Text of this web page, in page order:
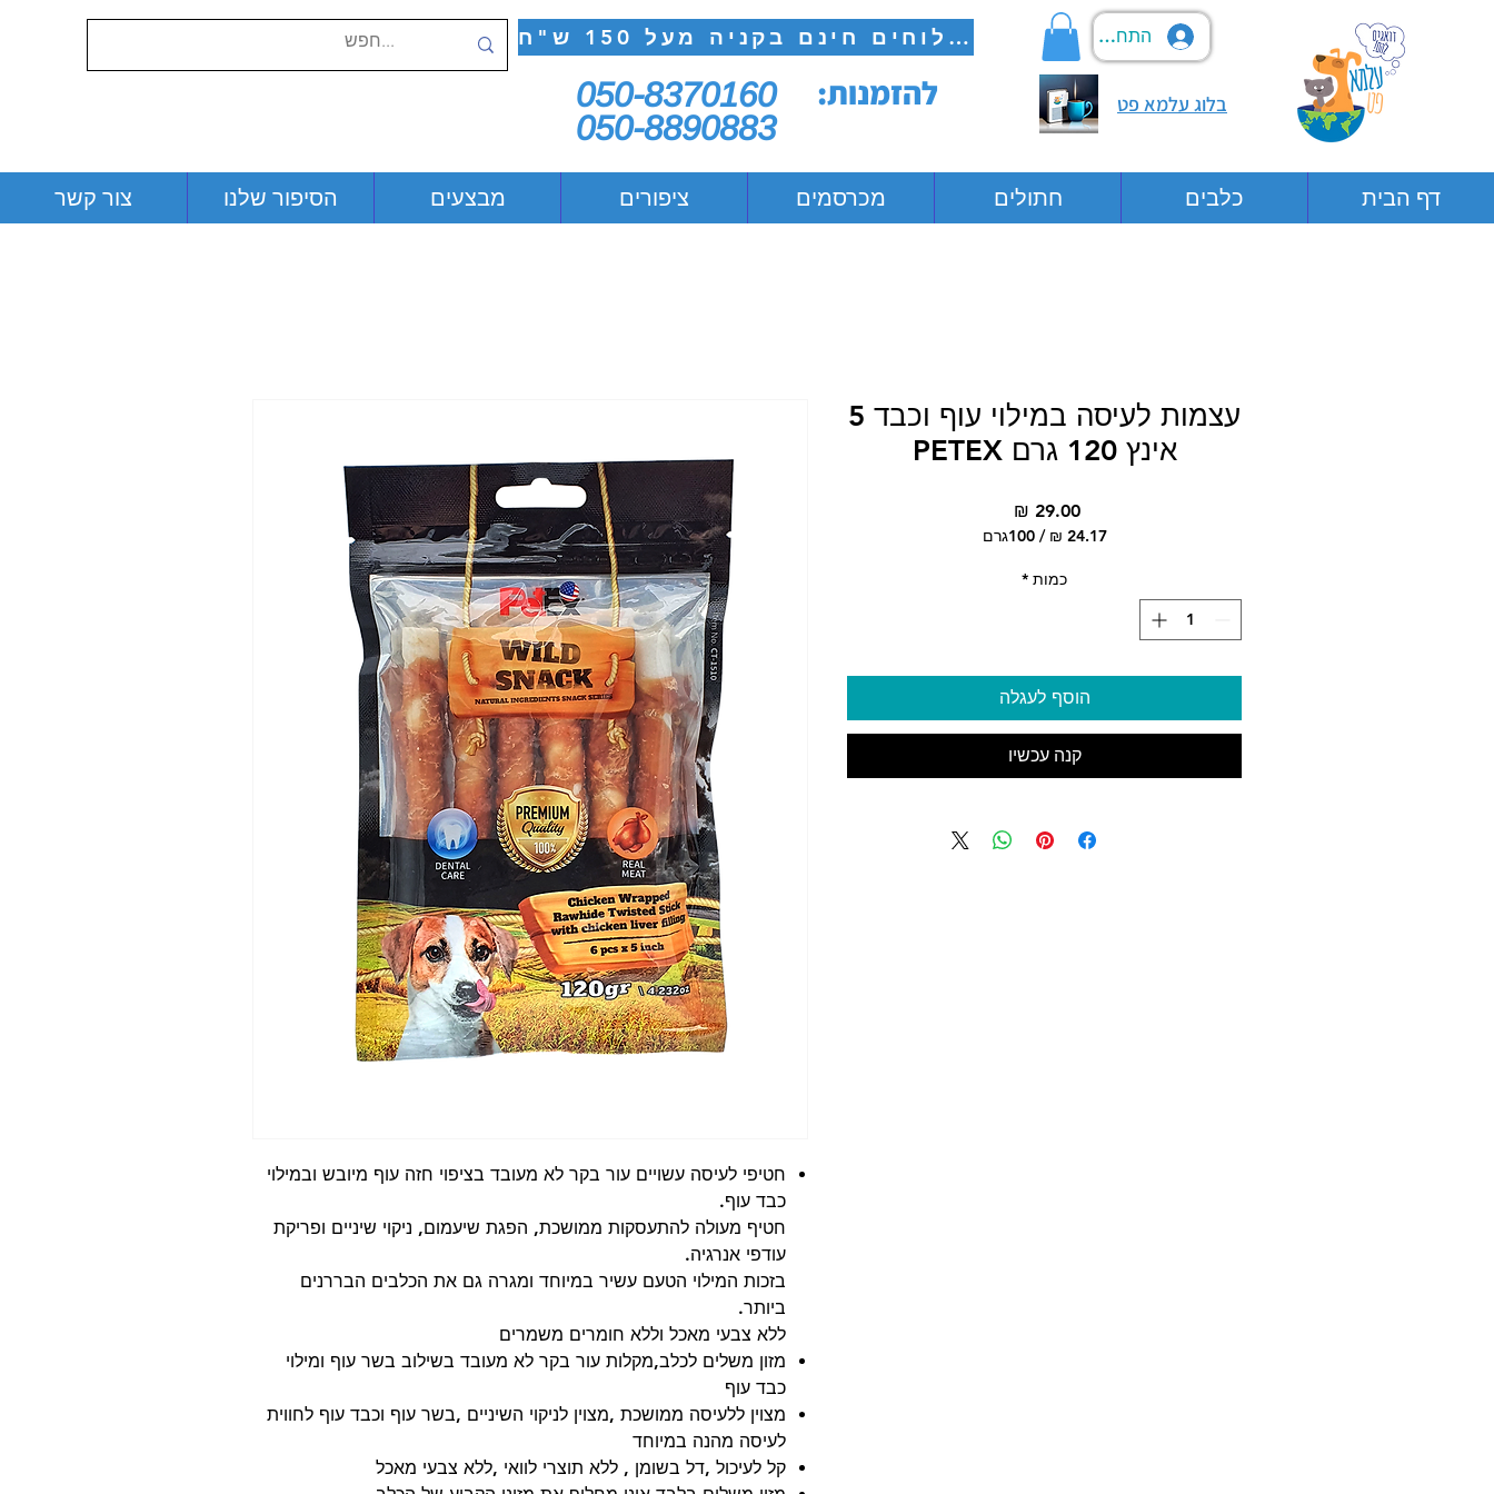
משלוחים חינם בקניה מעל 150 ש"ח
050-8370160
050-8890883
להזמנות:
התחבר
בלוג עלמא פט
צור קשר הסיפור שלנו מבצעים ציפורים מכרסמים חתולים כלבים דף הבית
חטיפי לעיסה עשויים עור בקר לא מעובד בציפוי חזה עוף מיובש ובמילוי
כבד עוף.
חטיף מעולה להתעסקות ממושכת, הפגת שיעמום, ניקוי שיניים ופריקת
עודפי אנרגיה.
בזכות המילוי הטעם עשיר במיוחד ומגרה גם את הכלבים הבררנים
ביותר.
ללא צבעי מאכל וללא חומרים משמרים
מזון משלים לכלב,מקלות עור בקר לא מעובד בשילוב בשר עוף ומילוי
כבד עוף
מצוין ללעיסה ממושכת ,מצוין לניקוי השיניים ,בשר עוף וכבד עוף לחווית
לעיסה מהנה במיוחד
קל לעיכול ,דל בשומן , ללא תוצרי לוואי ,ללא צבעי מאכל
עצמות לעיסה במילוי עוף וכבד 5
אינץ 120 גרם PETEX
‏24.17 ‏₪
/100גרם
לכלכמות *
הוסף לעגלה
קנה עכשיו